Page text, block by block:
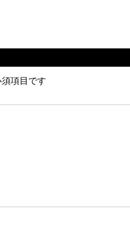
項目です